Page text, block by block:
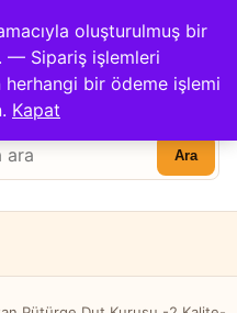
oluşturulmuş bir
— Sipariş işlemleri
herhangi bir ödeme işlemi
Kapat
Ara
Hesabım
Sepet